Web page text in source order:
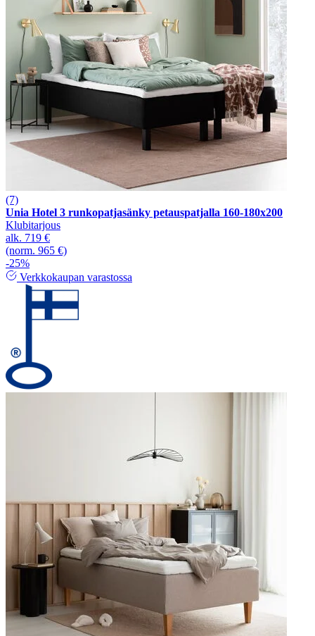
(7)
Unia Hotel 3 runkopatjasänky petauspatjalla 160-180x200
Klubitarjous
alk. 719 €
(norm. 965 €)
-25%
Verkkokaupan varastossa